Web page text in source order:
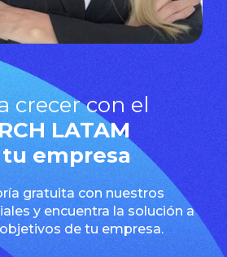
crecer con el
LATAM
empresa
gratuita con nuestros
y encuentra la solución a
de tu empresa.